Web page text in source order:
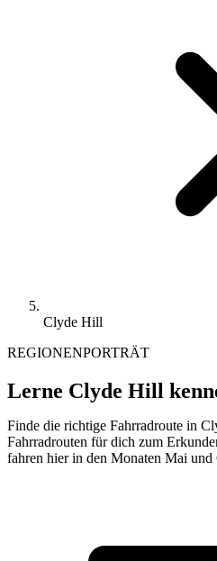
Clyde Hill
REGIONENPORTRÄT
Lerne Clyde Hill
Finde die richtige Fahrradroute in
Fahrradrouten für dich zum
fahren hier in den Monaten Mai und